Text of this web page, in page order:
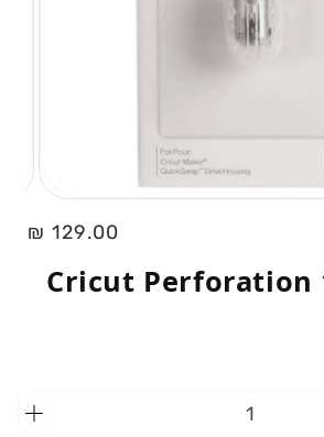
מחיר
129.00 ₪
ראש סכין 11 Cricut Perforation
1